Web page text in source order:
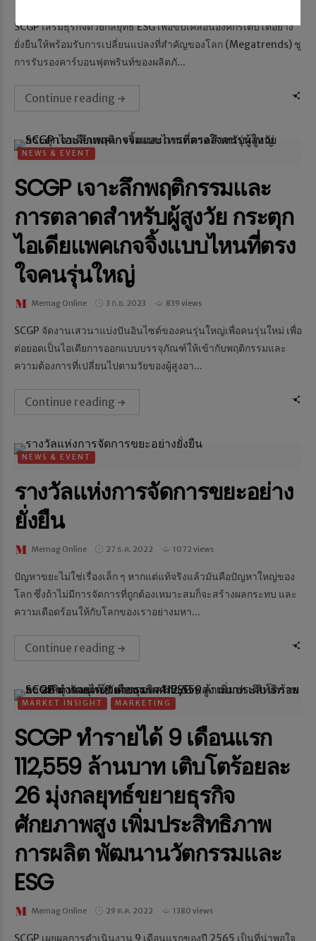
SCGP เสริมธุรกิจด้วยกลยุทธ์ ESG เพื่อขับเคลื่อนองค์กรเติบโตอย่าง
ยั่งยืนให้พร้อมรับการเปลี่ยนแปลงที่สำคัญของโลก (Megatrends) ชู
การรับรองคาร์บอนฟุตพรินท์ของผลิตภั...
Continue reading
NEWS & EVENT
SCGP เจาะลึกพฤติกรรมและ
การตลาดสำหรับผู้สูงวัย กระตุก
ไอเดียแพคเกจจิ้งแบบไหนที่ตรง
ใจคนรุ่นใหญ่
Memag Online 3 ก.ย. 2023 839 views
SCGP จัดงานเสวนาแบ่งปันอินไซต์ของคนรุ่นใหญ่เพื่อคนรุ่นใหม่ เพื่อ
ต่อยอดเป็นไอเดียการออกแบบบรรจุภัณฑ์ให้เข้ากับพฤติกรรมและ
ความต้องการที่เปลี่ยนไปตามวัยของผู้สูงอา...
Continue reading
NEWS & EVENT
รางวัลแห่งการจัดการขยะอย่าง
ยั่งยืน
Memag Online 27 ธ.ค. 2022 1072 views
ปัญหาขยะไม่ใช่เรื่องเล็ก ๆ หากแต่แท้จริงแล้วมันคือปัญหาใหญ่ของ
โลก ซึ่งถ้าไม่มีการจัดการที่ถูกต้องเหมาะสมก็จะสร้างผลกระทบ และ
ความเดือดร้อนให้กับโลกของเราอย่างมหา...
Continue reading
MARKET INSIGHT MARKETING
SCGP ทำรายได้ 9 เดือนแรก
112,559 ล้านบาท เติบโตร้อยละ
26 มุ่งกลยุทธ์ขยายธุรกิจ
ศักยภาพสูง เพิ่มประสิทธิภาพ
การผลิต พัฒนานวัตกรรมและ
ESG
Memag Online 29 ต.ค. 2022 1380 views
SCGP เผยผลการดำเนินงาน 9 เดือนแรกของปี 2565 เป็นที่น่าพอใจ